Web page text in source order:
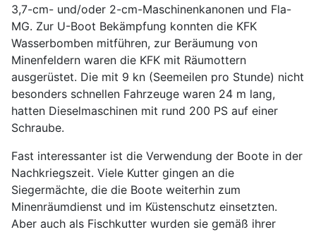
3,7-cm- und/oder 2-cm-Maschinenkanonen und Fla-
MG. Zur U-Boot Bekämpfung konnten die KFK
Wasserbomben mitführen, zur Beräumung von
Minenfeldern waren die KFK mit Räumottern
ausgerüstet. Die mit 9 kn (Seemeilen pro Stunde) nicht
besonders schnellen Fahrzeuge waren 24 m lang,
hatten Dieselmaschinen mit rund 200 PS auf einer
Schraube.
Fast interessanter ist die Verwendung der Boote in der
Nachkriegszeit. Viele Kutter gingen an die
Siegermächte, die die Boote weiterhin zum
Minenräumdienst und im Küstenschutz einsetzten.
Aber auch als Fischkutter wurden sie gemäß ihrer